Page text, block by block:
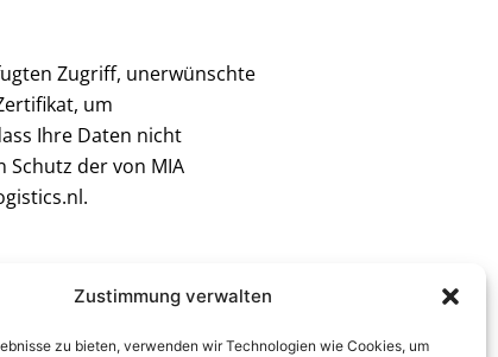
Zustimmung verwalten
zu bieten, verwenden wir Technologien wie Cookies, um
Zugriff, unerwünschte
um
Ihre Daten nicht
der von MIA